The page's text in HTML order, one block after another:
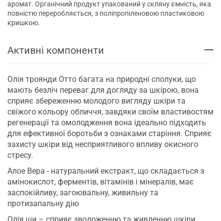
аромат. Органічний продукт упакований у скляну ємність, яка
повністю переробляється, з поліпропіленовою пластиковою
кришкою.
Активні компоненти
Олія троянди Отто багата на природні сполуки, що
мають безліч переваг для догляду за шкірою, вона
сприяє збереженню молодого вигляду шкіри та
свіжого кольору обличчя, завдяки своїм властивостям
регенерації та омолодження вона ідеально підходить
для ефективної боротьби з ознаками старіння. Сприяє
захисту шкіри від несприятливого впливу окисного
стресу.
Алое Вера - натуральний екстракт, що складається з
амінокислот, ферментів, вітамінів і мінералів, має
заспокійливу, загоювальну, живильну та
протизапальну дію
Олія ши – сприяє зволоженню та живленню шкіри,